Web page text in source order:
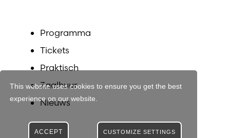
This website uses cookies to ensure you get the best
experience on our website.
CUSTOMIZE SETTINGS
ACCEPT
Programma
Tickets
Praktisch
Zaalhuur
Nieuws